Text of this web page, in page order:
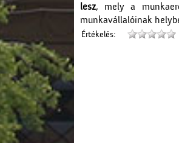
lesz, mely a
munkavállalóinak
Értékelés: